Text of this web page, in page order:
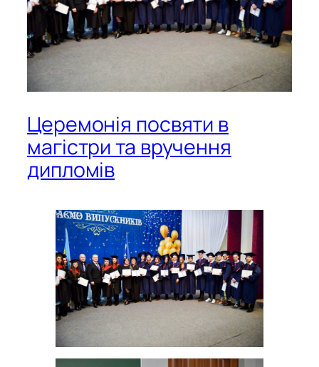
Церемонія посвяти в
магістри та вручення
дипломів